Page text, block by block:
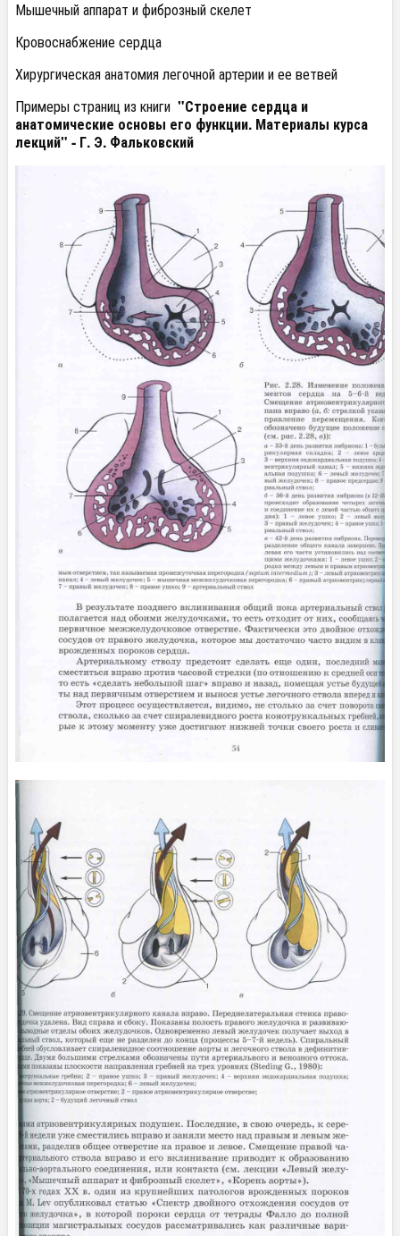
Мышечный аппарат и фиброзный скелет
Кровоснабжение сердца
Хирургическая анатомия легочной артерии и ее ветвей
Примеры страниц из книги "Строение сердца и
анатомические основы его функции. Материалы курса
лекций" - Г. Э. Фальковский